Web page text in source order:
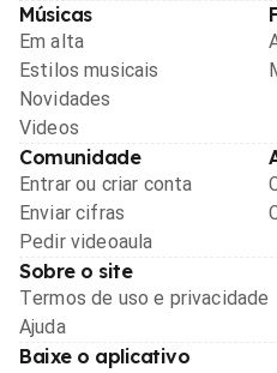
Músicas
Em alta
Estilos musicais
Novidades
Videos
Comunidade
Entrar ou criar conta
Enviar cifras
Pedir videoaula
Sobre o site
Termos de uso e privacidade
Ajuda
Baixe o aplicativo